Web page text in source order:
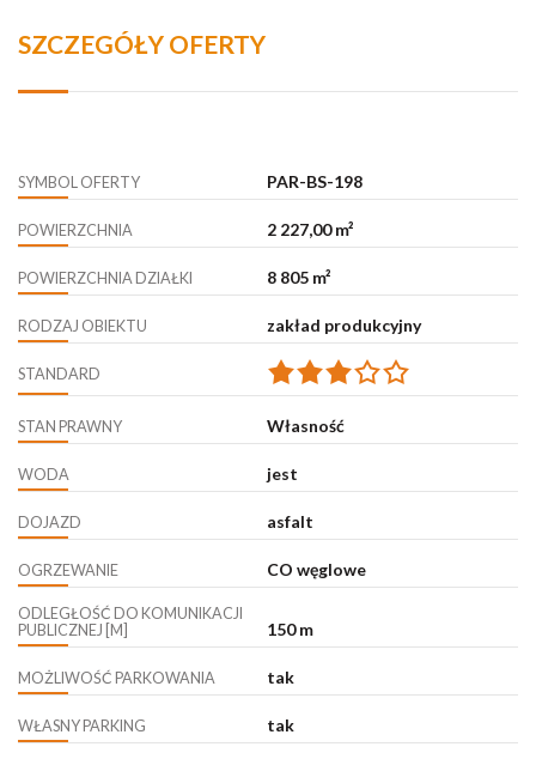
SZCZEGÓŁY OFERTY
SYMBOL OFERTY PAR-BS-198
POWIERZCHNIA 2 227,00 m²
POWIERZCHNIA DZIAŁKI 8 805 m²
RODZAJ OBIEKTU zakład produkcyjny
STANDARD
STAN PRAWNY Własność
WODA jest
DOJAZD asfalt
OGRZEWANIE CO węglowe
ODLEGŁOŚĆ DO KOMUNIKACJI
PUBLICZNEJ [M]
150 m
MOŻLIWOŚĆ PARKOWANIA tak
WŁASNY PARKING tak